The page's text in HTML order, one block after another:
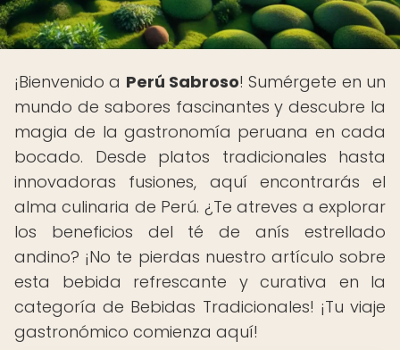
¡Bienvenido a Perú Sabroso! Sumérgete en un
mundo de sabores fascinantes y descubre la
magia de la gastronomía peruana en cada
bocado. Desde platos tradicionales hasta
innovadoras fusiones, aquí encontrarás el
alma culinaria de Perú. ¿Te atreves a explorar
los beneficios del té de anís estrellado
andino? ¡No te pierdas nuestro artículo sobre
esta bebida refrescante y curativa en la
categoría de Bebidas Tradicionales! ¡Tu viaje
gastronómico comienza aquí!